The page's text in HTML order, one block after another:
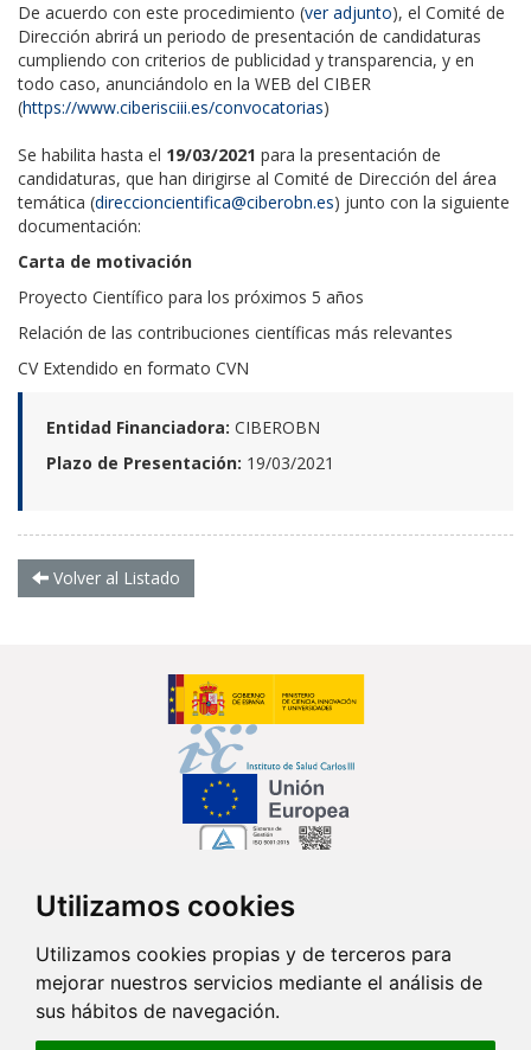
Utilizamos cookies
Utilizamos cookies propias y de terceros para
mejorar nuestros servicios mediante el análisis de
sus hábitos de navegación.
De acuerdo con este procedimiento (ver adjunto), el Comité de
Dirección abrirá un periodo de presentación de candidaturas
cumpliendo con criterios de publicidad y transparencia, y en
todo caso, anunciándolo en la WEB del CIBER
(https://www.ciberisciii.es/convocatorias)
Se habilita hasta el 19/03/2021 para la presentación de
candidaturas, que han dirigirse al Comité de Dirección del área
temática (direccioncientifica@ciberobn.es) junto con la siguiente
documentación:
Carta de motivación
Proyecto Científico para los próximos 5 años
Relación de las contribuciones científicas más relevantes
CV Extendido en formato CVN
Entidad Financiadora: CIBEROBN
Plazo de Presentación: 19/03/2021
Volver al Listado
Síguenos en...
Contacto
Av. Monforte de Lemos, 3-5. Pabellón 11. Planta 0 28029 Madrid